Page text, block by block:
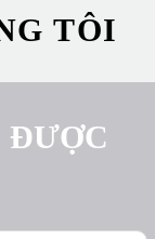
TÔI
ĐƯỢC